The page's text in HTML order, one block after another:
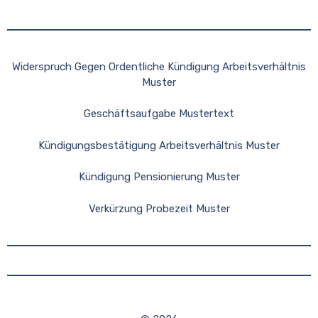
Widerspruch Gegen Ordentliche Kündigung Arbeitsverhältnis
Muster
Geschäftsaufgabe Mustertext
Kündigungsbestätigung Arbeitsverhältnis Muster
Kündigung Pensionierung Muster
Verkürzung Probezeit Muster